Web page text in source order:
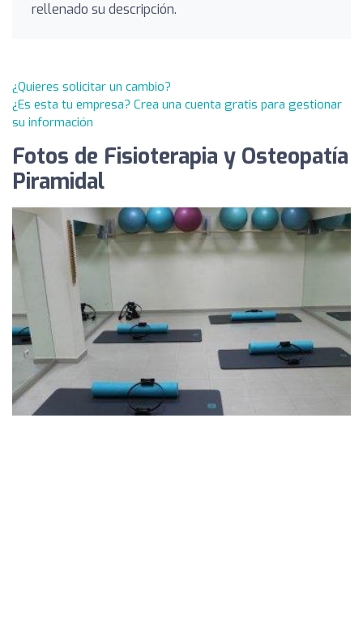
rellenado su descripción.
¿Quieres solicitar un cambio?
¿Es esta tu empresa? Crea una cuenta gratis para gestionar
su información
Fotos de Fisioterapia y Osteopatía
Piramidal